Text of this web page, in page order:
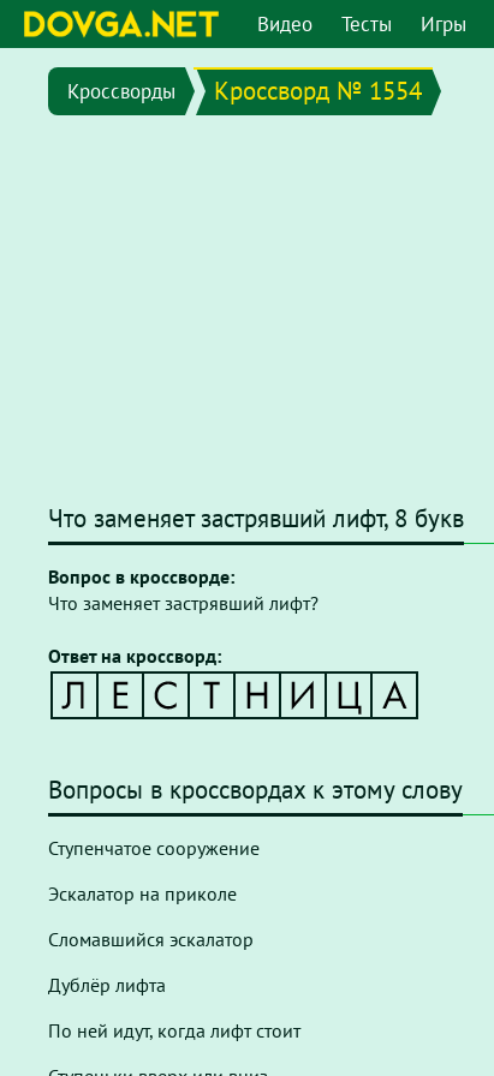
Видео Тесты Игры
Кроссворды Кроссворд № 1554
Что заменяет застрявший лифт, 8 букв
Вопрос в кроссворде:
Что заменяет застрявший лифт?
Ответ на кроссворд:
Вопросы в кроссвордах к этому слову
Ступенчатое сооружение
Эскалатор на приколе
Сломавшийся эскалатор
Дублёр лифта
По ней идут, когда лифт стоит